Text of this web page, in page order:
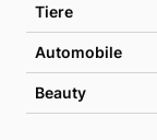
Tiere
Automobile
Beauty